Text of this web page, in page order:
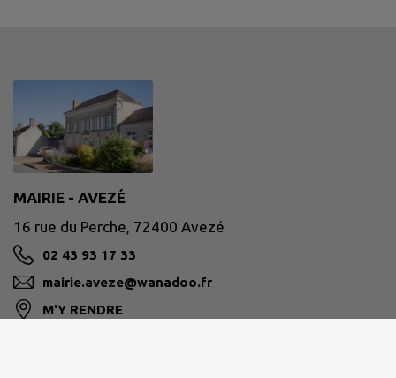
MAIRIE - AVEZÉ
16 rue du Perche, 72400 Avezé
02 43 93 17 33
mairie.aveze@wanadoo.fr
M'Y RENDRE